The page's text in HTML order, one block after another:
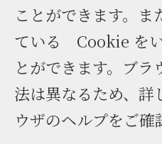
ことができます。
ている Cookie を
とができます。ブ
法は異なるため、詳
ウザのヘルプをご確